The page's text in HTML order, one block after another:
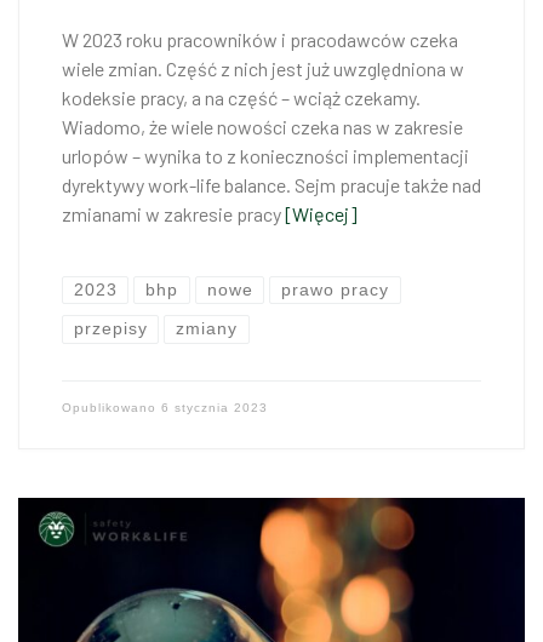
W 2023 roku pracowników i pracodawców czeka
wiele zmian. Część z nich jest już uwzględniona w
kodeksie pracy, a na część – wciąż czekamy.
Wiadomo, że wiele nowości czeka nas w zakresie
urlopów – wynika to z konieczności implementacji
dyrektywy work-life balance. Sejm pracuje także nad
zmianami w zakresie pracy[Więcej]
2023 bhp nowe prawo pracy
przepisy zmiany
Opublikowano 6 stycznia 2023